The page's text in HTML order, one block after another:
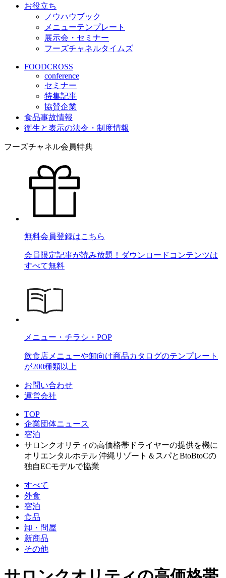
お役立ち
ノウハウブック
メニューテンプレート
展示会・セミナー
フーズチャネルタイムズ
FOODCROSS
conference
セミナー
特集記事
協賛企業
食品事故情報
衛生と表示の法令・制度情報
フーズチャネル会員特典
無料会員登録はこちら
会員限定記事が読み放題！ダウンロードコンテンツは
すべて無料
メニュー・チラシ・POP
飲食店メニューや卸向け商品カタログのテンプレート
が200種類以上
お問い合わせ
運営会社
TOP
企業団体ニュース
宿泊
サロンクオリティの高価格帯ドライヤーの提供を機に
オリエンタルホテル 沖縄リゾート＆スパとBtoBtoCの
独自ECモデルで協業
すべて
外食
宿泊
食品
卸・問屋
新商品
その他